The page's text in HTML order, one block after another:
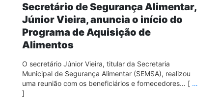
Secretário de Segurança Alimentar,
Júnior Vieira, anuncia o início do
Programa de Aquisição de
Alimentos
O secretário Júnior Vieira, titular da Secretaria
Municipal de Segurança Alimentar (SEMSA), realizou
uma reunião com os beneficiários e fornecedores… [ …
]